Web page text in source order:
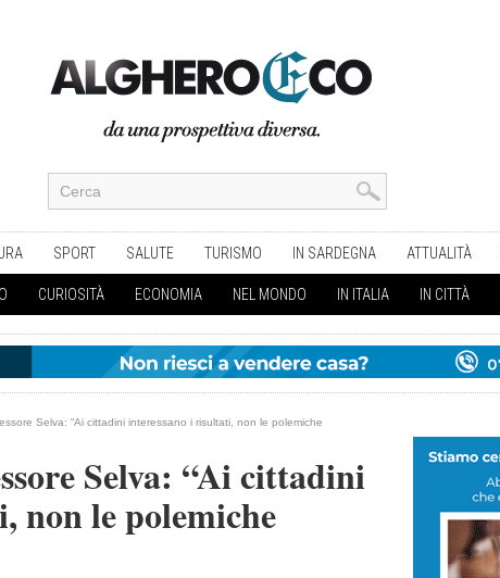
SPORT SALUTE TURISMO IN SARDEGNA ATTUALITÀ
CURIOSITÀ ECONOMIA NEL MONDO IN ITALIA IN CITTÀ
Selva: “Ai cittadini interessano i risultati, non le polemiche
Selva: “Ai cittadini
non le polemiche